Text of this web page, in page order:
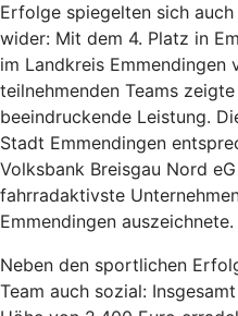
Erfolge spiegelten sich
wider: Mit dem 4. Platz in
im Landkreis Emmendingen
teilnehmenden Teams
beeindruckende Leistung.
Stadt Emmendingen
Volksbank Breisgau Nord
fahrradaktivste
Emmendingen auszeichnete.
Neben den sportlichen
Team auch sozial: